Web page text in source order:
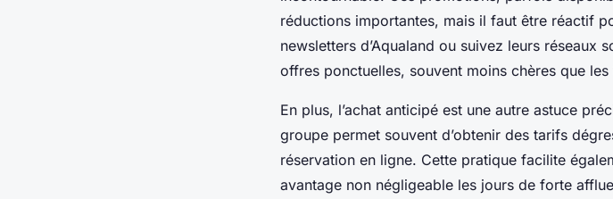
réductions importantes, mais il faut être réactif
newsletters d’Aqualand ou suivez leurs réseaux
offres ponctuelles, souvent moins chères que
En plus, l’achat anticipé est une autre astuce
groupe permet souvent d’obtenir des tarifs
réservation en ligne. Cette pratique facilite
avantage non négligeable les jours de forte